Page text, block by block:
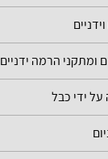
ומתקני הרמה ידניים
ידי כבל